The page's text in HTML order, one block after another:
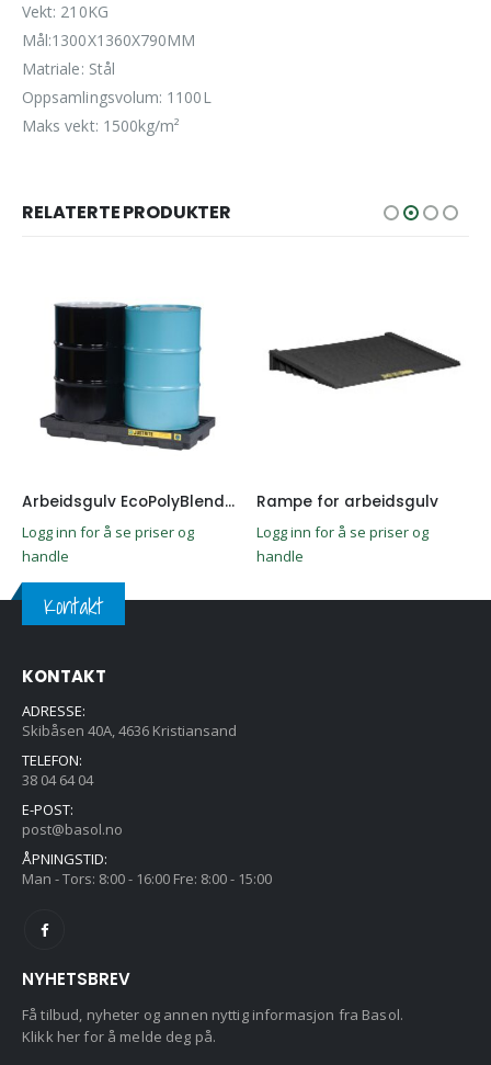
Vekt: 210KG
Mål:1300X1360X790MM
Matriale: Stål
Oppsamlingsvolum: 1100L
Maks vekt: 1500kg/m²
RELATERTE PRODUKTER
Arbeidsgulv EcoPolyBlend for 2 fat
Logg inn for å se priser og
handle
Rampe for arbeidsgulv
Logg inn for å se priser og
handle
Kontakt
KONTAKT
ADRESSE:
Skibåsen 40A, 4636 Kristiansand
TELEFON:
38 04 64 04
E-POST:
post@basol.no
ÅPNINGSTID:
Man - Tors: 8:00 - 16:00 Fre: 8:00 - 15:00
NYHETSBREV
Få tilbud, nyheter og annen nyttig informasjon fra Basol.
Klikk her for å melde deg på.